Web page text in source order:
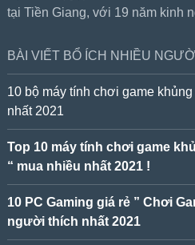
tại Tiền Giang, với 19 năm kinh
BÀI VIẾT BỔ ÍCH NHIỀU
10 bộ máy tính chơi game
nhất 2021
Top 10 máy tính chơi game
“ mua nhiều nhất 2021 !
10 PC Gaming giá rẻ ” Chơi
người thích nhất 2021